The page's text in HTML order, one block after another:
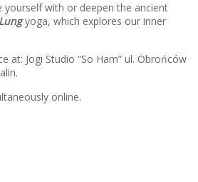
yourself with or deepen the ancient
yoga, which explores our inner
at: Jogi Studio “So Ham” ul. Obrońców
online.